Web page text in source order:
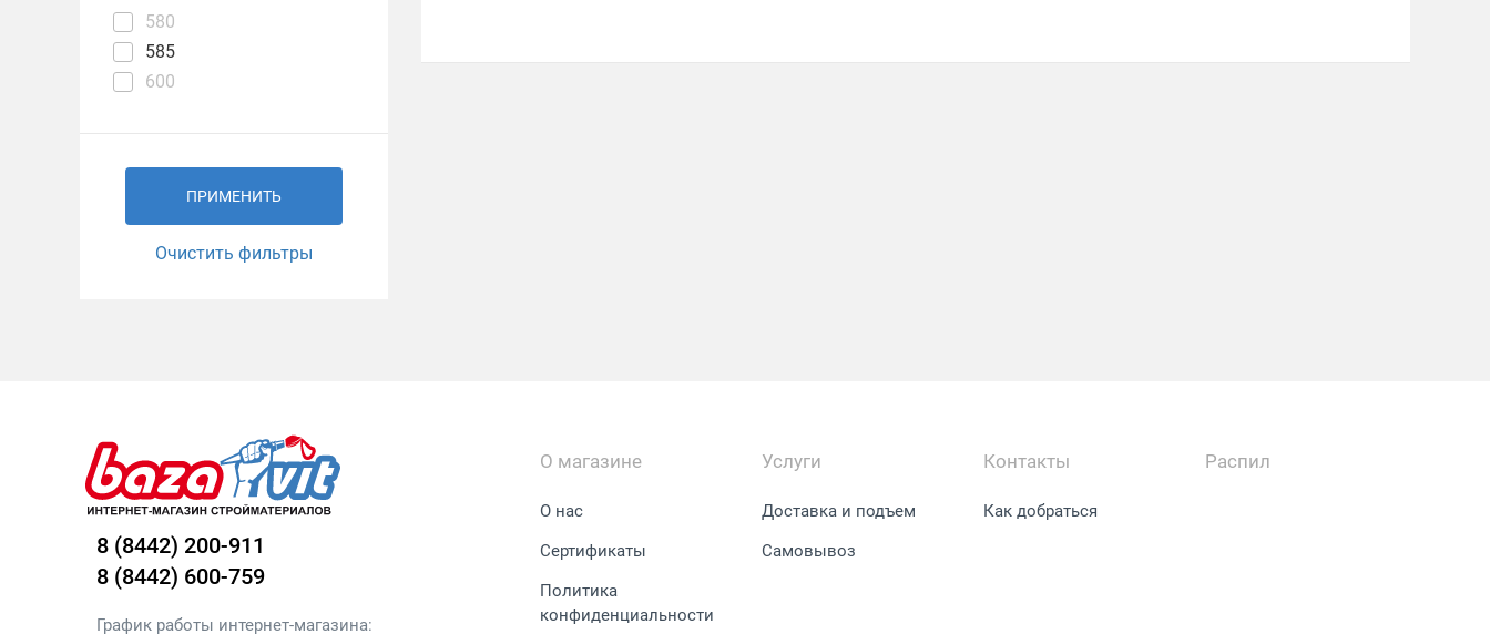
580
585
600
ПРИМЕНИТЬ
Очистить фильтры
8 (8442) 200-911
8 (8442) 600-759
График работы интернет-магазина:
О магазине
О нас
Сертификаты
Политика
конфиденциальности
Услуги
Доставка и подъем
Самовывоз
Контакты
Как добраться
Распил